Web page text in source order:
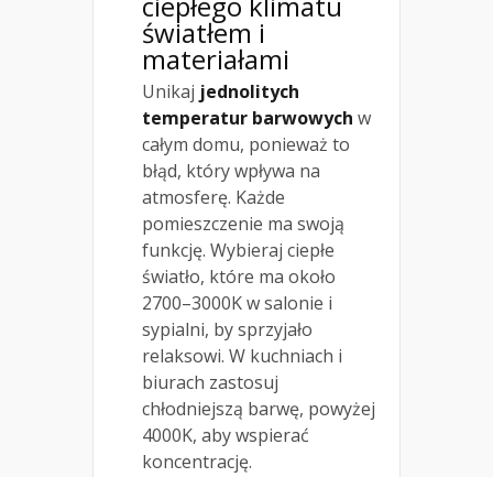
światłem i
materiałami
Unikaj jednolitych
temperatur barwowych w
całym domu, ponieważ to
błąd, który wpływa na
atmosferę. Każde
pomieszczenie ma swoją
funkcję. Wybieraj ciepłe
światło, które ma około
2700–3000K w salonie i
sypialni, by sprzyjało
relaksowi. W kuchniach i
biurach zastosuj
chłodniejszą barwę, powyżej
4000K, aby wspierać
koncentrację.